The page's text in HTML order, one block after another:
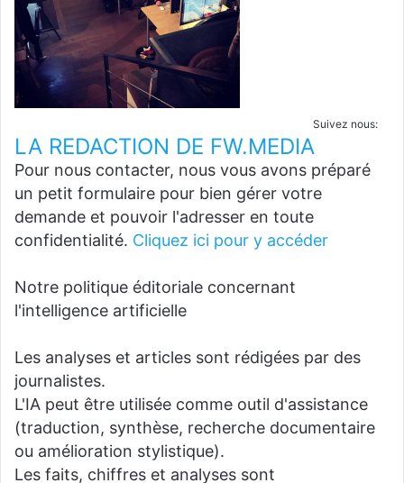
Suivez nous:
LA REDACTION DE FW.MEDIA
Pour nous contacter, nous vous avons préparé
un petit formulaire pour bien gérer votre
demande et pouvoir l'adresser en toute
confidentialité. Cliquez ici pour y accéder
Notre politique éditoriale concernant
l'intelligence artificielle
Les analyses et articles sont rédigées par des
journalistes.
L'IA peut être utilisée comme outil d'assistance
(traduction, synthèse, recherche documentaire
ou amélioration stylistique).
Les faits, chiffres et analyses sont